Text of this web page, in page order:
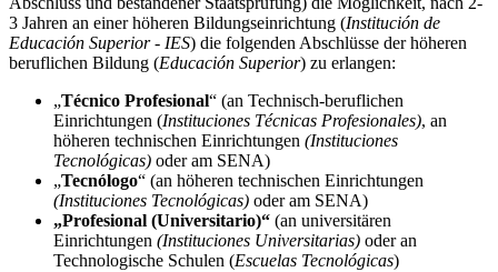
3 Jahren an einer höheren Bildungseinrichtung (Institución de
Educación Superior - IES) die folgenden Abschlüsse der höheren
beruflichen Bildung (Educación Superior) zu erlangen:
„Técnico Profesional“ (an Technisch-beruflichen
Einrichtungen (Instituciones Técnicas Profesionales), an
höheren technischen Einrichtungen (Instituciones
Tecnológicas) oder am SENA)
„Tecnólogo“ (an höheren technischen Einrichtungen
(Instituciones Tecnológicas) oder am SENA)
„Profesional (Universitario)“ (an universitären
Einrichtungen (Instituciones Universitarias) oder an
Technologische Schulen (Escuelas Tecnológicas)